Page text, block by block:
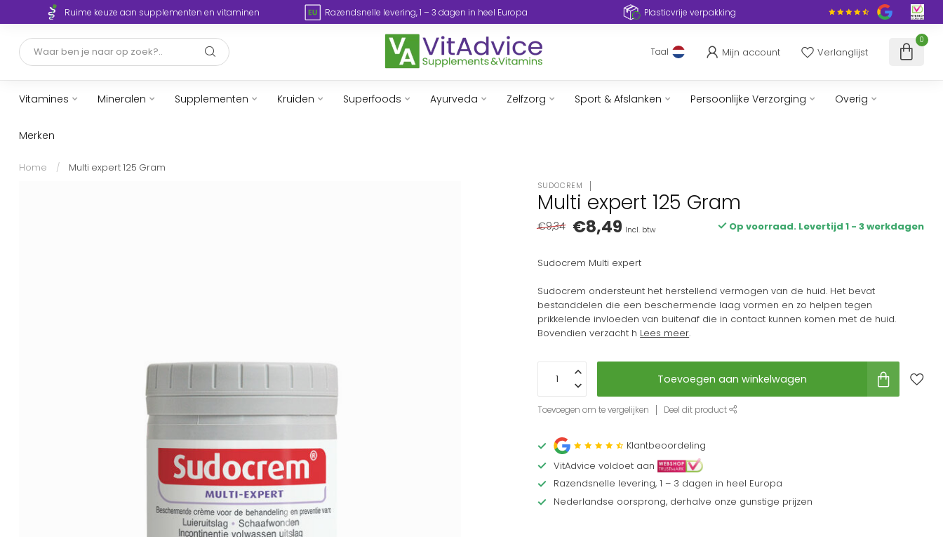
Ruime keuze aan supplementen en vitaminen Razendsnelle levering, 1 – 3 dagen in heel Europa Plasticvrije verpakking
Taal Mijn account Verlanglijst
0
Vitamines Mineralen Supplementen Kruiden Superfoods Ayurveda Zelfzorg Sport & Afslanken Persoonlijke Verzorging Overig
Merken
Home / Multi expert 125 Gram
SUDOCREM
Multi expert 125 Gram
€9,34 €8,49 Incl. btw Op voorraad. Levertijd 1 - 3 werkdagen
Sudocrem Multi expert
Sudocrem ondersteunt het herstellend vermogen van de huid. Het bevat
bestanddelen die een beschermende laag vormen en zo helpen tegen
prikkelende invloeden van buitenaf die in contact kunnen komen met de huid.
Bovendien verzacht h Lees meer.
Toevoegen aan winkelwagen
Toevoegen om te vergelijken Deel dit product
Klantbeoordeling
VitAdvice voldoet aan
Razendsnelle levering, 1 – 3 dagen in heel Europa
Nederlandse oorsprong, derhalve onze gunstige prijzen